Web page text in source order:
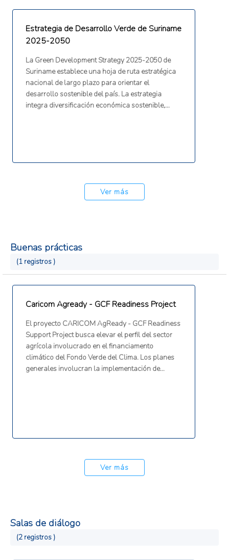
Estrategia de Desarrollo Verde de Suriname
2025-2050
La Green Development Strategy 2025-2050 de
Suriname establece una hoja de ruta estratégica
nacional de largo plazo para orientar el
desarrollo sostenible del país. La estrategia
integra diversificación económica sostenible,
transición hacia una economía baja en carbono,
mecanismos de financiamiento e implementación
mediante un marco institucional y legal.
Ver más
Buenas prácticas
(1 registros )
Caricom Agready - GCF Readiness Project
El proyecto CARICOM AgReady - GCF Readiness
Support Project busca elevar el perfil del sector
agrícola involucrado en el financiamento
climático del Fondo Verde del Clima. Los planes
generales involucran la implementación de
Ver más
Salas de diálogo
(2 registros )